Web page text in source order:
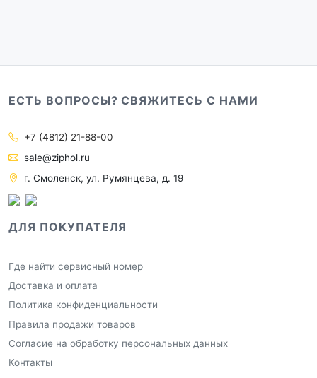
ЕСТЬ ВОПРОСЫ? СВЯЖИТЕСЬ С НАМИ
+7 (4812) 21-88-00
sale@ziphol.ru
г. Смоленск, ул. Румянцева, д. 19
ДЛЯ ПОКУПАТЕЛЯ
Где найти сервисный номер
Доставка и оплата
Политика конфиденциальности
Правила продажи товаров
Согласие на обработку персональных данных
Контакты